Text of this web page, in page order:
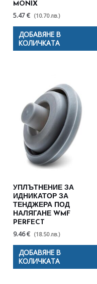
MONIX
5.47 € (10.70 лв.)
ДОБАВЯНЕ В
КОЛИЧКАТА
УПЛЪТНЕНИЕ ЗА
ИДНИКАТОР ЗА
ТЕНДЖЕРА ПОД
НАЛЯГАНЕ WMF
PERFECT
9.46 € (18.50 лв.)
ДОБАВЯНЕ В
КОЛИЧКАТА